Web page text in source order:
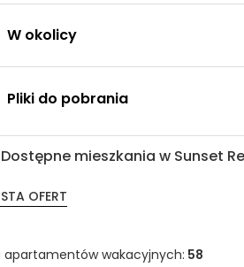
W okolicy
Pliki do pobrania
Dostępne mieszkania w Sunset
OFERT
apartamentów wakacyjnych: 58